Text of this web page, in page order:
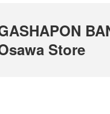
Store